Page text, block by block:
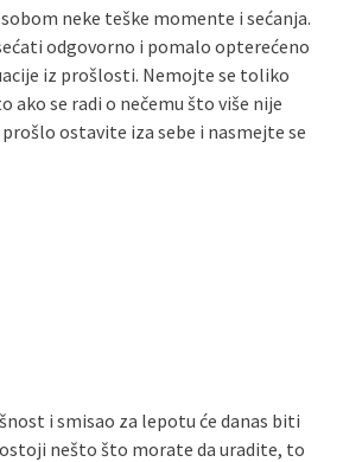
neke teške momente i sećanja.
odgovorno i pomalo opterećeno
iz prošlosti. Nemojte se toliko
se radi o nečemu što više nije
ostavite iza sebe i nasmejte se
i smisao za lepotu će danas biti
nešto što morate da uradite, to